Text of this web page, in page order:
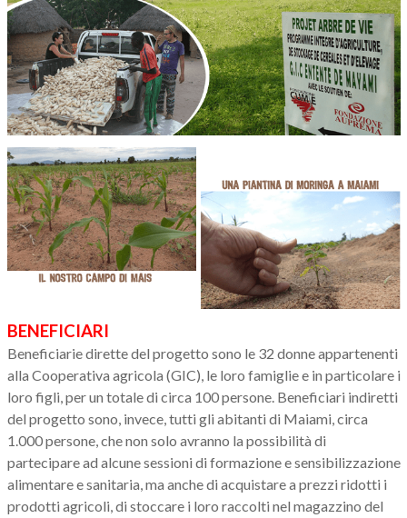
BENEFICIARI
Beneficiarie dirette del progetto sono le 32 donne appartenenti
alla Cooperativa agricola (GIC), le loro famiglie e in particolare i
loro figli, per un totale di circa 100 persone. Beneficiari indiretti
del progetto sono, invece, tutti gli abitanti di Maiami, circa
1.000 persone, che non solo avranno la possibilità di
partecipare ad alcune sessioni di formazione e sensibilizzazione
alimentare e sanitaria, ma anche di acquistare a prezzi ridotti i
prodotti agricoli, di stoccare i loro raccolti nel magazzino del